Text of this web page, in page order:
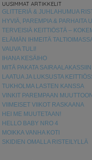
UUSIMMAT ARTIKKELIT
GLITTERIÄ & JUHLAHUMUA
HYVIÄ, PAREMPIA & PARHAITA
TERVEISIÄ KEITTIÖSTÄ –
ELÄMÄN IHMEITÄ
VAUVA TULI!
IHANA KESÄIHO
MITÄ PAKATA SAIRAALAKASSIIN
LAATUA JA LUKSUSTA
TUKHOLMA LASTEN KANSSA
VINKIT PAREMPAAN MUUTTOON
VIIMEISET VIIKOT RASKAANA
HEI ME MUUTETAAN!
HELLO BABY NRO 4
MOIKKA VANHA KOTI
SKIDIEN OMALLA RISTEILYLLÄ